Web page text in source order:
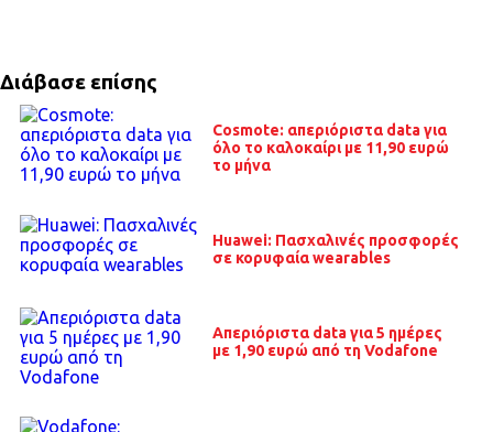
Διάβασε επίσης
Cosmote: απεριόριστα data για
όλο το καλοκαίρι με 11,90 ευρώ
το μήνα
Huawei: Πασχαλινές προσφορές
σε κορυφαία wearables
Απεριόριστα data για 5 ημέρες
με 1,90 ευρώ από τη Vodafone